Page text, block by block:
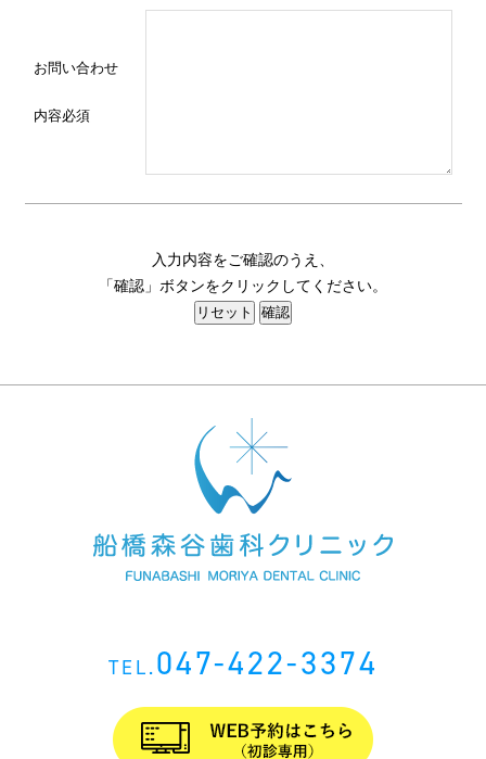
お問い合わせ
内容必須
入力内容をご確認のうえ、
「確認」ボタンをクリックしてください。
TEL.047-422-3374